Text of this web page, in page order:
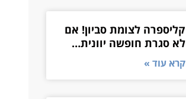
קליספרה לצומת סביון! אם
לא סגרת חופשה יוונית…
קרא עוד »